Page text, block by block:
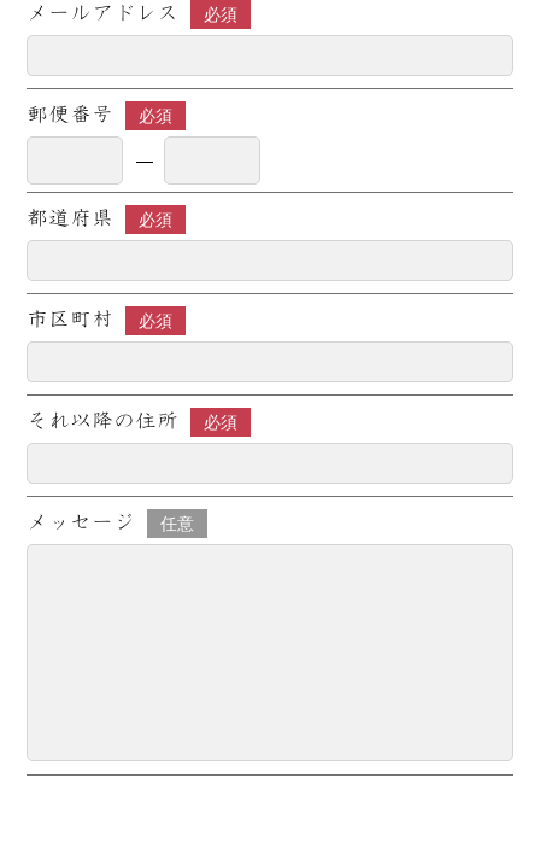
メールアドレス 必須
郵便番号 必須
都道府県 必須
市区町村 必須
それ以降の住所 必須
メッセージ 任意